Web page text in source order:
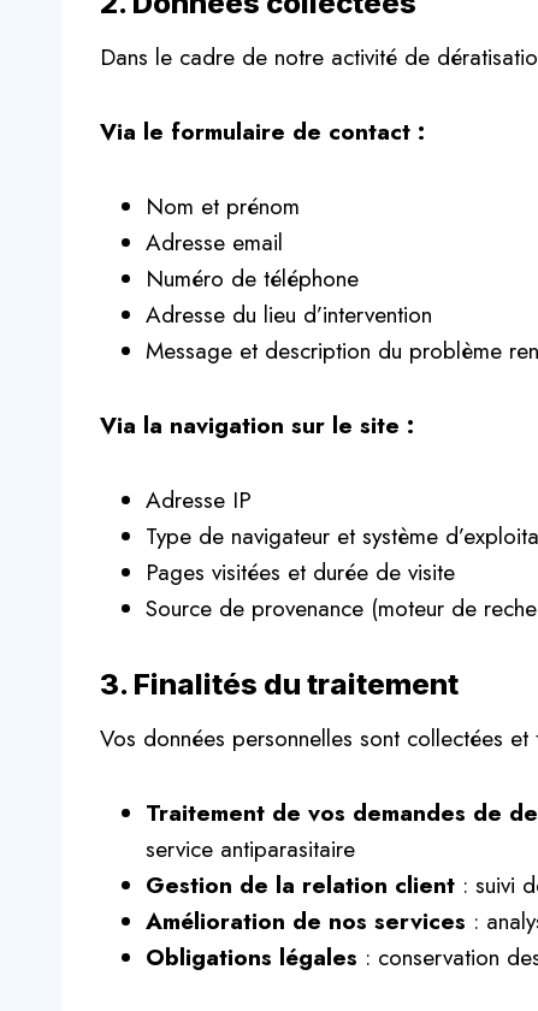
Dans le cadre de notre activité de
Via le formulaire de contact :
Nom et prénom
Adresse email
Numéro de téléphone
Adresse du lieu d’intervention
Message et description du problème
Via la navigation sur le site :
Adresse IP
Type de navigateur et système
Pages visitées et durée de visite
Source de provenance (moteur de
3. Finalités du traitement
Vos données personnelles sont collectées
Traitement de vos demandes de
service antiparasitaire
Gestion de la relation client : suivi
Amélioration de nos services :
Obligations légales : conservation